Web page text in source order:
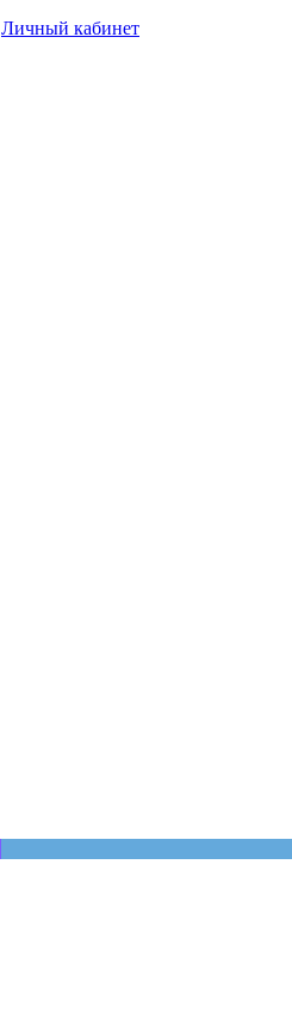
Личный кабинет